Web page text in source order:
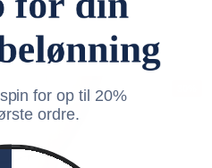
Products
for op til 20%
ordre.